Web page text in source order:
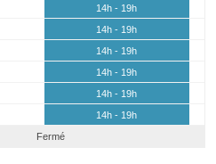
14h - 19h
14h - 19h
14h - 19h
14h - 19h
14h - 19h
14h - 19h
Fermé